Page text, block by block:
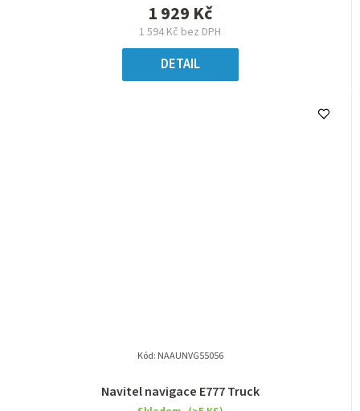
1 594 Kč bez DPH
1 929 Kč
DETAIL
Navitel navigace E777 Truck
Kód: NAAUNVG55056